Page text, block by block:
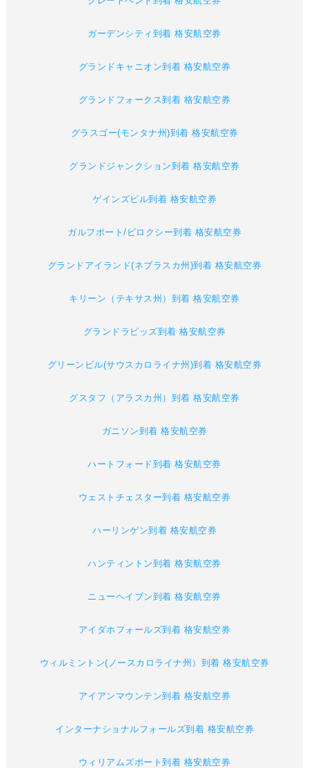
ガーデンシティ到着 格安航空券
グランドキャニオン到着 格安航空券
グランドフォークス到着 格安航空券
グラスゴー(モンタナ州)到着 格安航空券
グランドジャンクション到着 格安航空券
ゲインズビル到着 格安航空券
ガルフポート/ビロクシー到着 格安航空券
グランドアイランド(ネブラスカ州)到着 格安航空券
キリーン（テキサス州）到着 格安航空券
グランドラピッズ到着 格安航空券
グリーンビル(サウスカロライナ州)到着 格安航空券
グスタフ（アラスカ州）到着 格安航空券
ガニソン到着 格安航空券
ハートフォード到着 格安航空券
ウェストチェスター到着 格安航空券
ハーリンゲン到着 格安航空券
ハンティントン到着 格安航空券
ニューヘイブン到着 格安航空券
アイダホフォールズ到着 格安航空券
ウィルミントン(ノースカロライナ州）到着 格安航空券
アイアンマウンテン到着 格安航空券
インターナショナルフォールズ到着 格安航空券
ウィリアムズポート到着 格安航空券